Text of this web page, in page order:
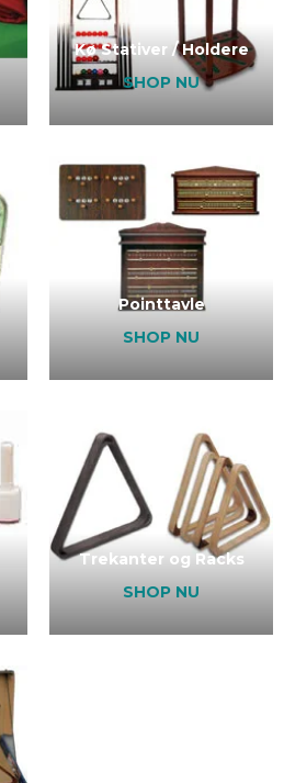
Kø Stativer / Holdere
SHOP NU
Pointtavle
SHOP NU
Trekanter og Racks
SHOP NU